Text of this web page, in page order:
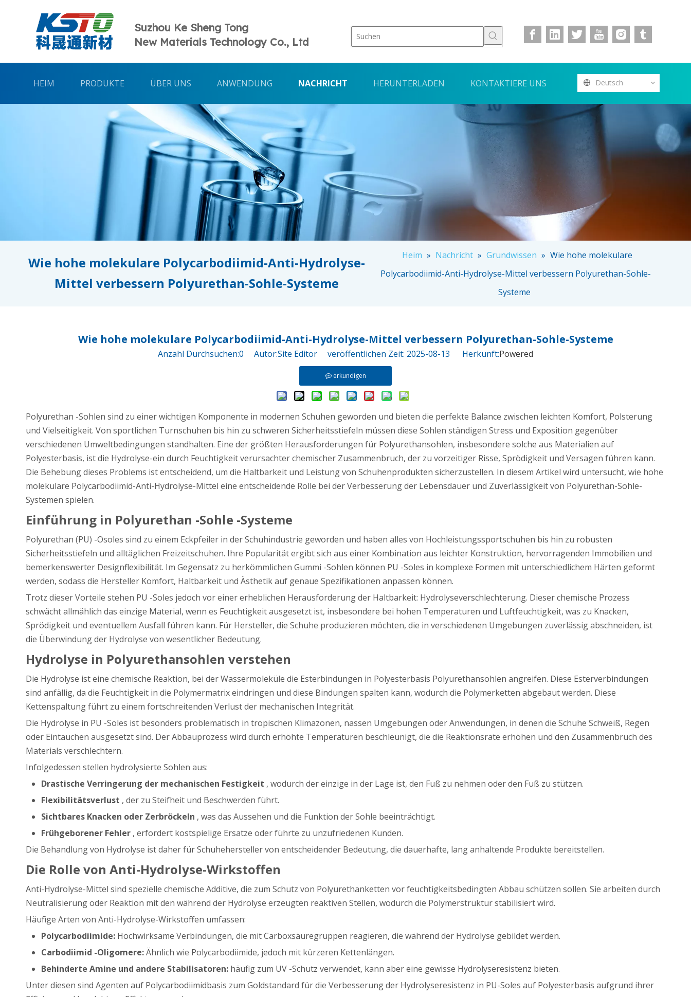
Suzhou Ke Sheng Tong
New Materials Technology Co., Ltd
HEIM PRODUKTE ÜBER UNS ANWENDUNG NACHRICHT HERUNTERLADEN KONTAKTIERE UNS Deutsch
Wie hohe molekulare Polycarbodiimid-Anti-Hydrolyse-
Mittel verbessern Polyurethan-Sohle-Systeme
Heim » Nachricht » Grundwissen » Wie hohe molekulare
Polycarbodiimid-Anti-Hydrolyse-Mittel verbessern Polyurethan-Sohle-
Systeme
Wie hohe molekulare Polycarbodiimid-Anti-Hydrolyse-Mittel verbessern Polyurethan-Sohle-Systeme
Anzahl Durchsuchen:0 Autor:Site Editor veröffentlichen Zeit: 2025-08-13 Herkunft:Powered
erkundigen
Polyurethan -Sohlen sind zu einer wichtigen Komponente in modernen Schuhen geworden und bieten die perfekte Balance zwischen leichten Komfort, Polsterung
und Vielseitigkeit. Von sportlichen Turnschuhen bis hin zu schweren Sicherheitsstiefeln müssen diese Sohlen ständigen Stress und Exposition gegenüber
verschiedenen Umweltbedingungen standhalten. Eine der größten Herausforderungen für Polyurethansohlen, insbesondere solche aus Materialien auf
Polyesterbasis, ist die Hydrolyse-ein durch Feuchtigkeit verursachter chemischer Zusammenbruch, der zu vorzeitiger Risse, Sprödigkeit und Versagen führen kann.
Die Behebung dieses Problems ist entscheidend, um die Haltbarkeit und Leistung von Schuhenprodukten sicherzustellen. In diesem Artikel wird untersucht, wie hohe
molekulare Polycarbodiimid-Anti-Hydrolyse-Mittel eine entscheidende Rolle bei der Verbesserung der Lebensdauer und Zuverlässigkeit von Polyurethan-Sohle-
Systemen spielen.
Einführung in Polyurethan -Sohle -Systeme
Polyurethan (PU) -Osoles sind zu einem Eckpfeiler in der Schuhindustrie geworden und haben alles von Hochleistungssportschuhen bis hin zu robusten
Sicherheitsstiefeln und alltäglichen Freizeitschuhen. Ihre Popularität ergibt sich aus einer Kombination aus leichter Konstruktion, hervorragenden Immobilien und
bemerkenswerter Designflexibilität. Im Gegensatz zu herkömmlichen Gummi -Sohlen können PU -Soles in komplexe Formen mit unterschiedlichem Härten geformt
werden, sodass die Hersteller Komfort, Haltbarkeit und Ästhetik auf genaue Spezifikationen anpassen können.
Trotz dieser Vorteile stehen PU -Soles jedoch vor einer erheblichen Herausforderung der Haltbarkeit: Hydrolyseverschlechterung. Dieser chemische Prozess
schwächt allmählich das einzige Material, wenn es Feuchtigkeit ausgesetzt ist, insbesondere bei hohen Temperaturen und Luftfeuchtigkeit, was zu Knacken,
Sprödigkeit und eventuellem Ausfall führen kann. Für Hersteller, die Schuhe produzieren möchten, die in verschiedenen Umgebungen zuverlässig abschneiden, ist
die Überwindung der Hydrolyse von wesentlicher Bedeutung.
Hydrolyse in Polyurethansohlen verstehen
Die Hydrolyse ist eine chemische Reaktion, bei der Wassermoleküle die Esterbindungen in Polyesterbasis Polyurethansohlen angreifen. Diese Esterverbindungen
sind anfällig, da die Feuchtigkeit in die Polymermatrix eindringen und diese Bindungen spalten kann, wodurch die Polymerketten abgebaut werden. Diese
Kettenspaltung führt zu einem fortschreitenden Verlust der mechanischen Integrität.
Die Hydrolyse in PU -Soles ist besonders problematisch in tropischen Klimazonen, nassen Umgebungen oder Anwendungen, in denen die Schuhe Schweiß, Regen
oder Eintauchen ausgesetzt sind. Der Abbauprozess wird durch erhöhte Temperaturen beschleunigt, die die Reaktionsrate erhöhen und den Zusammenbruch des
Materials verschlechtern.
Infolgedessen stellen hydrolysierte Sohlen aus:
Drastische Verringerung der mechanischen Festigkeit , wodurch der einzige in der Lage ist, den Fuß zu nehmen oder den Fuß zu stützen.
Flexibilitätsverlust , der zu Steifheit und Beschwerden führt.
Sichtbares Knacken oder Zerbröckeln , was das Aussehen und die Funktion der Sohle beeinträchtigt.
Frühgeborener Fehler , erfordert kostspielige Ersatze oder führte zu unzufriedenen Kunden.
Die Behandlung von Hydrolyse ist daher für Schuhehersteller von entscheidender Bedeutung, die dauerhafte, lang anhaltende Produkte bereitstellen.
Die Rolle von Anti-Hydrolyse-Wirkstoffen
Anti-Hydrolyse-Mittel sind spezielle chemische Additive, die zum Schutz von Polyurethanketten vor feuchtigkeitsbedingten Abbau schützen sollen. Sie arbeiten durch
Neutralisierung oder Reaktion mit den während der Hydrolyse erzeugten reaktiven Stellen, wodurch die Polymerstruktur stabilisiert wird.
Häufige Arten von Anti-Hydrolyse-Wirkstoffen umfassen:
Polycarbodiimide: Hochwirksame Verbindungen, die mit Carboxsäuregruppen reagieren, die während der Hydrolyse gebildet werden.
Carbodiimid -Oligomere:Ähnlich wie Polycarbodiimide, jedoch mit kürzeren Kettenlängen.
Behinderte Amine und andere Stabilisatoren: häufig zum UV -Schutz verwendet, kann aber eine gewisse Hydrolyseresistenz bieten.
Unter diesen sind Agenten auf Polycarbodiimidbasis zum Goldstandard für die Verbesserung der Hydrolyseresistenz in PU-Soles auf Polyesterbasis aufgrund ihrer